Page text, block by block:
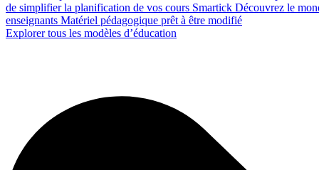
de simplifier la planification de vos cours Smartick Découvrez le
enseignants Matériel pédagogique prêt à être modifié
Explorer tous les modèles d’éducation